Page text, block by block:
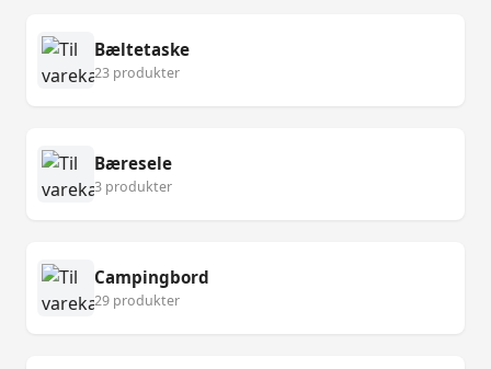
Bæltetaske
23 produkter
Bæresele
3 produkter
Campingbord
29 produkter